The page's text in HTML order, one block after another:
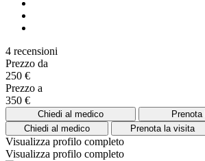
4 recensioni
Prezzo da
250 €
Prezzo a
350 €
Chiedi al medico
Chiedi al medico
Prenota la visita
Visualizza profilo completo
Visualizza profilo completo